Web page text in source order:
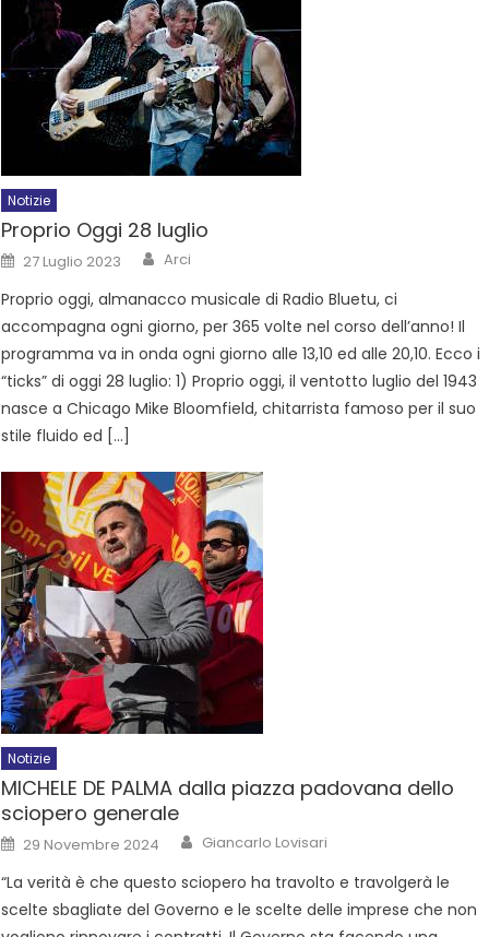
Notizie
Proprio Oggi 28 luglio
27 Luglio 2023 Arci
Proprio oggi, almanacco musicale di Radio Bluetu, ci
accompagna ogni giorno, per 365 volte nel corso dell’anno! Il
programma va in onda ogni giorno alle 13,10 ed alle 20,10. Ecco i
“ticks” di oggi 28 luglio: 1) Proprio oggi, il ventotto luglio del 1943
nasce a Chicago Mike Bloomfield, chitarrista famoso per il suo
stile fluido ed […]
Notizie
MICHELE DE PALMA dalla piazza padovana dello
sciopero generale
29 Novembre 2024 Giancarlo Lovisari
“La verità è che questo sciopero ha travolto e travolgerà le
scelte sbagliate del Governo e le scelte delle imprese che non